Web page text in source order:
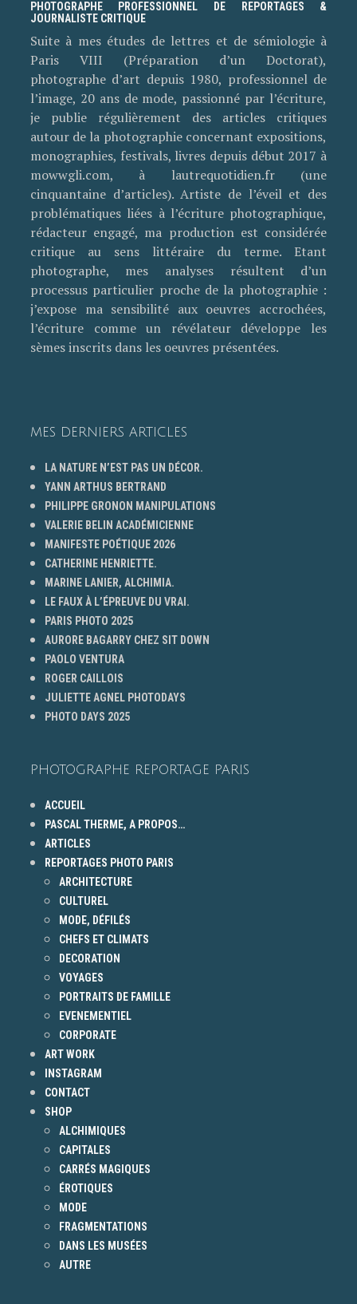
PHOTOGRAPHE PROFESSIONNEL DE REPORTAGES &
JOURNALISTE CRITIQUE
Suite à mes études de lettres et de sémiologie à
Paris VIII (Préparation d’un Doctorat),
photographe d’art depuis 1980, professionnel de
l’image, 20 ans de mode, passionné par l’écriture,
je publie régulièrement des articles critiques
autour de la photographie concernant expositions,
monographies, festivals, livres depuis début 2017 à
mowwgli.com, à lautrequotidien.fr (une
cinquantaine d’articles). Artiste de l’éveil et des
problématiques liées à l’écriture photographique,
rédacteur engagé, ma production est considérée
critique au sens littéraire du terme. Etant
photographe, mes analyses résultent d’un
processus particulier proche de la photographie :
j’expose ma sensibilité aux oeuvres accrochées,
l’écriture comme un révélateur développe les
sèmes inscrits dans les oeuvres présentées.
MES DERNIERS ARTICLES
LA NATURE N’EST PAS UN DÉCOR.
YANN ARTHUS BERTRAND
PHILIPPE GRONON MANIPULATIONS
VALERIE BELIN ACADÉMICIENNE
MANIFESTE POÉTIQUE 2026
CATHERINE HENRIETTE.
MARINE LANIER, ALCHIMIA.
LE FAUX À L’ÉPREUVE DU VRAI.
PARIS PHOTO 2025
AURORE BAGARRY CHEZ SIT DOWN
PAOLO VENTURA
ROGER CAILLOIS
JULIETTE AGNEL PHOTODAYS
PHOTO DAYS 2025
PHOTOGRAPHE REPORTAGE PARIS
ACCUEIL
PASCAL THERME, A PROPOS…
ARTICLES
REPORTAGES PHOTO PARIS
ARCHITECTURE
CULTUREL
MODE, DÉFILÉS
CHEFS ET CLIMATS
DECORATION
VOYAGES
PORTRAITS DE FAMILLE
EVENEMENTIEL
CORPORATE
ART WORK
INSTAGRAM
CONTACT
SHOP
ALCHIMIQUES
CAPITALES
CARRÉS MAGIQUES
ÉROTIQUES
MODE
FRAGMENTATIONS
DANS LES MUSÉES
AUTRE